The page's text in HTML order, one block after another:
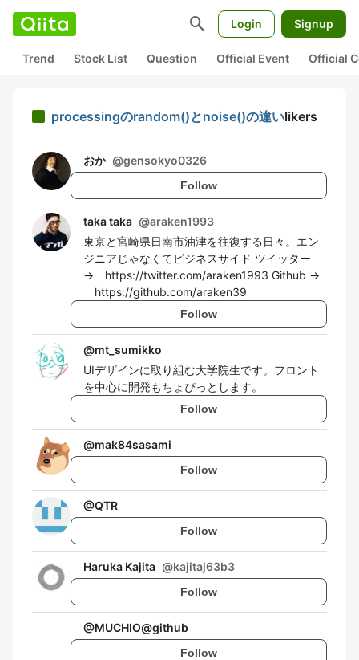
search Login Signup
Trend Stock List Question Official Event Official
processingのrandom()とnoise()の違いlikers
おか @gensokyo0326
Follow
taka taka @araken1993
東京と宮崎県日南市油津を往復する日々。エン
ジニアじゃなくてビジネスサイド ツイッター
→ https://twitter.com/araken1993 Github →
https://github.com/araken39
Follow
@mt_sumikko
UIデザインに取り組む大学院生です。フロント
を中心に開発もちょぴっとします。
Follow
@mak84sasami
Follow
@QTR
Follow
Haruka Kajita @kajitaj63b3
Follow
@MUCHIO@github
Follow